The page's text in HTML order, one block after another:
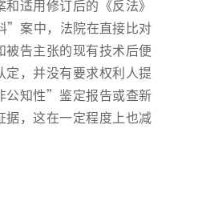
适用修订后的《反法》
”案中，法院在直接比对
告主张的现有技术后便
，并没有要求权利人提
知性”鉴定报告或查新
，这在一定程度上也减